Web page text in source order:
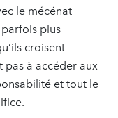
le mécénat
plus
croisent
pas à accéder aux
et tout le